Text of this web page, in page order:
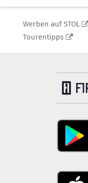
Werben auf STOL
Tourentipps